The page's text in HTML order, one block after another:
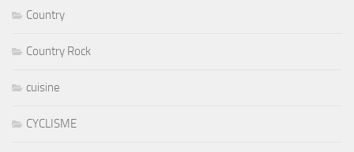
Country
Country Rock
cuisine
CYCLISME